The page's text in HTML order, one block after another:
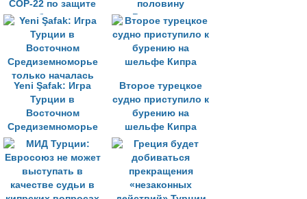
COP-22 по защите
побережья
Средиземного моря
половину
Восточного
Средиземноморья
Yeni Şafak: Игра
Турции в
Восточном
Средиземноморье
только началась
Второе турецкое
судно приступило к
бурению на
шельфе Кипра